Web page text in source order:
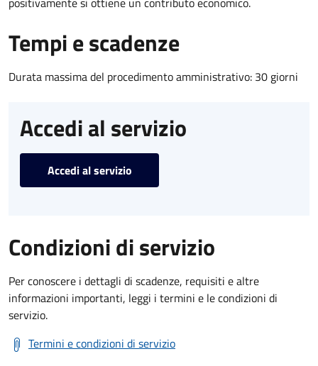
Tempi e scadenze
Durata massima del procedimento amministrativo: 30 giorni
Accedi al servizio
Accedi al servizio
Condizioni di servizio
Per conoscere i dettagli di scadenze, requisiti e altre
informazioni importanti, leggi i termini e le condizioni di
servizio.
Termini e condizioni di servizio